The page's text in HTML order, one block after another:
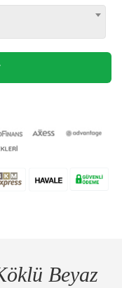
Beyaz